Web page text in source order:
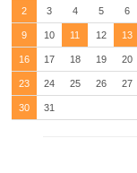
2 3 4 5 6
9 10 11 12 13
16 17 18 19 20
23 24 25 26 27
30 31